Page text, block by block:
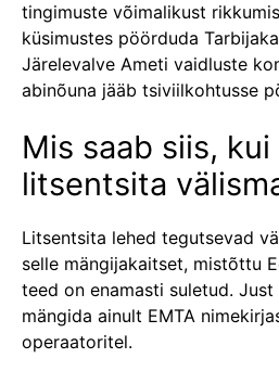
tingimuste võimalikust
küsimustes pöörduda
Järelevalve Ameti vaidluste
abinõuna jääb tsiviilkohtusse
Mis saab siis,
litsentsita
Litsentsita lehed tegutsevad
selle mängijakaitset, mistõttu
teed on enamasti suletud.
mängida ainult EMTA
operaatoritel.